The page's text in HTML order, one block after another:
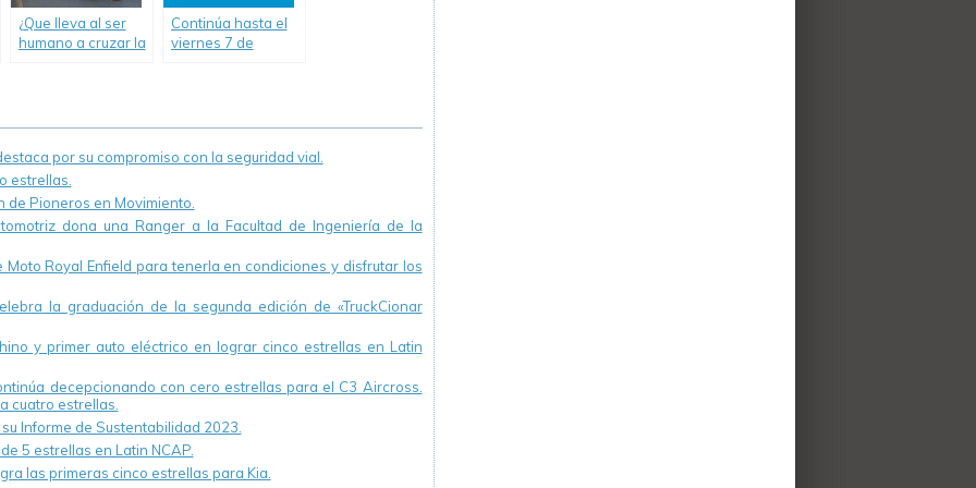
¿Que lleva al ser
humano a cruzar la
Continúa hasta el
viernes 7 de
por su compromiso con la seguridad vial.
estrellas.
Pioneros en Movimiento.
dona una Ranger a la Facultad de Ingeniería de la
Royal Enfield para tenerla en condiciones y disfrutar los
la graduación de la segunda edición de «TruckCionar
y primer auto eléctrico en lograr cinco estrellas en Latin
decepcionando con cero estrellas para el C3 Aircross.
cuatro estrellas.
Informe de Sustentabilidad 2023.
5 estrellas en Latin NCAP.
las primeras cinco estrellas para Kia.